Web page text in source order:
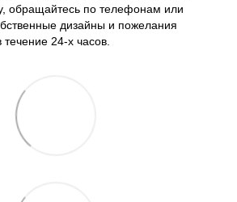
обращайтесь по телефонам или
дизайны и пожелания
24-х часов.